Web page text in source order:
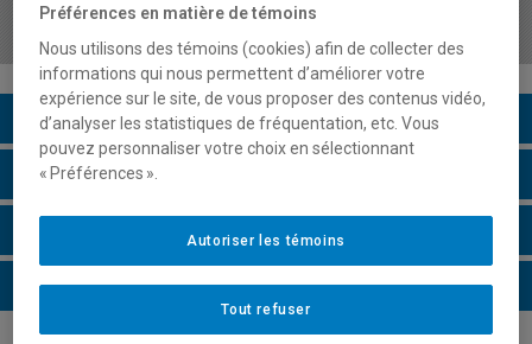
communicative (hors programme)
Description du cours
Horaire - Été 2026
Horaire - Automne 2026
Horaire - Hiver 2027
Préférences en matière de témoins
Nous utilisons des témoins (cookies) afin de collecter des
informations qui nous permettent d’améliorer votre
expérience sur le site, de vous proposer des contenus vidéo,
d’analyser les statistiques de fréquentation, etc. Vous
pouvez personnaliser votre choix en sélectionnant
« Préférences ».
Tout refuser
Autoriser les témoins